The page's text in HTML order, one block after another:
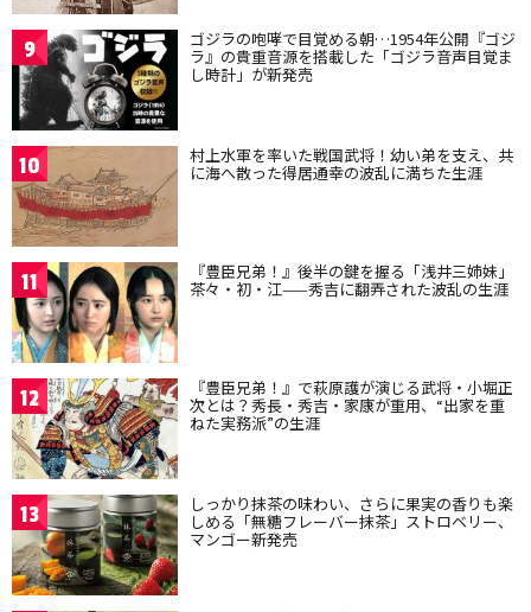
9 ゴジラの咆哮で目覚める朝…1954年公開『ゴジ
ラ』の貴重音源を搭載した「ゴジラ音声目覚ま
し時計」が新発売
10 村上水軍を率いた戦国武将！幼い弟を支え、共
に海へ散った得居通幸の波乱に満ちた生涯
11 『豊臣兄弟！』後半の鍵を握る「浅井三姉妹」
茶々・初・江——秀吉に翻弄された波乱の生涯
12 『豊臣兄弟！』で萩原護が演じる武将・小堀正
次とは？秀長・秀吉・家康が重用、“出家を重
ねた実務派”の生涯
13 しっかり抹茶の味わい、さらに果実の香りも楽
しめる「無糖フレーバー抹茶」ストロベリー、
マンゴー新発売